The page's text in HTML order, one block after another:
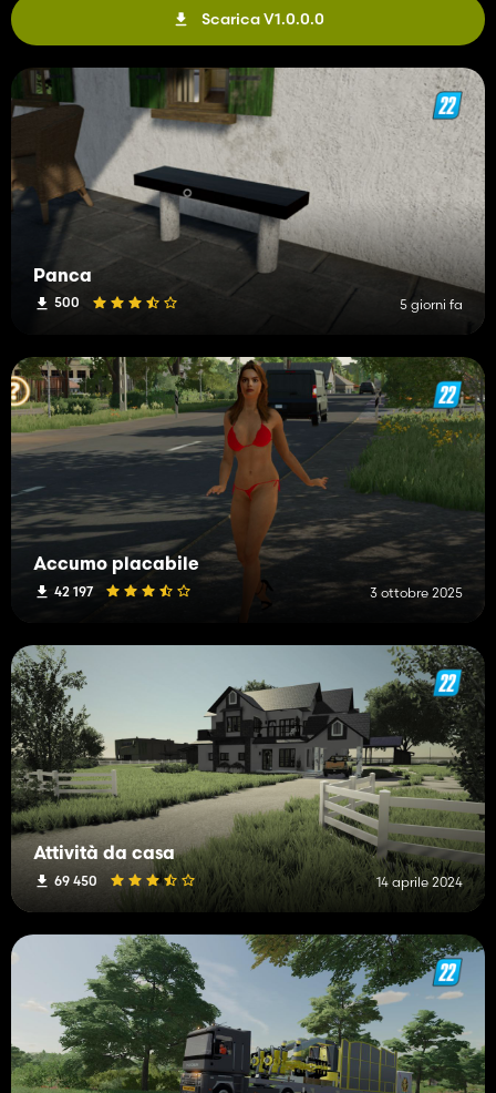
Scarica V1.0.0.0
Panca
500 5 giorni fa
Accumo placabile
42 197 3 ottobre 2025
Attività da casa
69 450 14 aprile 2024